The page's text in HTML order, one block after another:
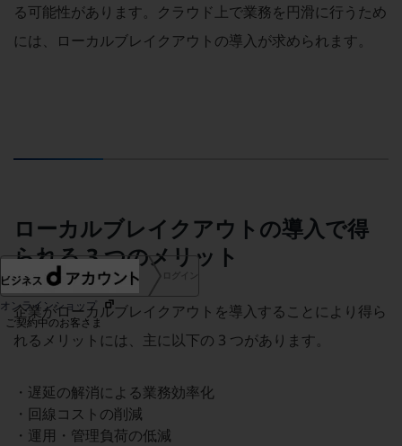
新卒採用
広告
オンラインショップ
ご契約中のお客さま
る可能性があります。クラウド上で業務を円滑に行うため
には、ローカルブレイクアウトの導入が求められます。
ローカルブレイクアウトの導入で得
られる 3 つのメリット
企業がローカルブレイクアウトを導入することにより得ら
れるメリットには、主に以下の 3 つがあります。
・遅延の解消による業務効率化
・回線コストの削減
・運用・管理負荷の低減